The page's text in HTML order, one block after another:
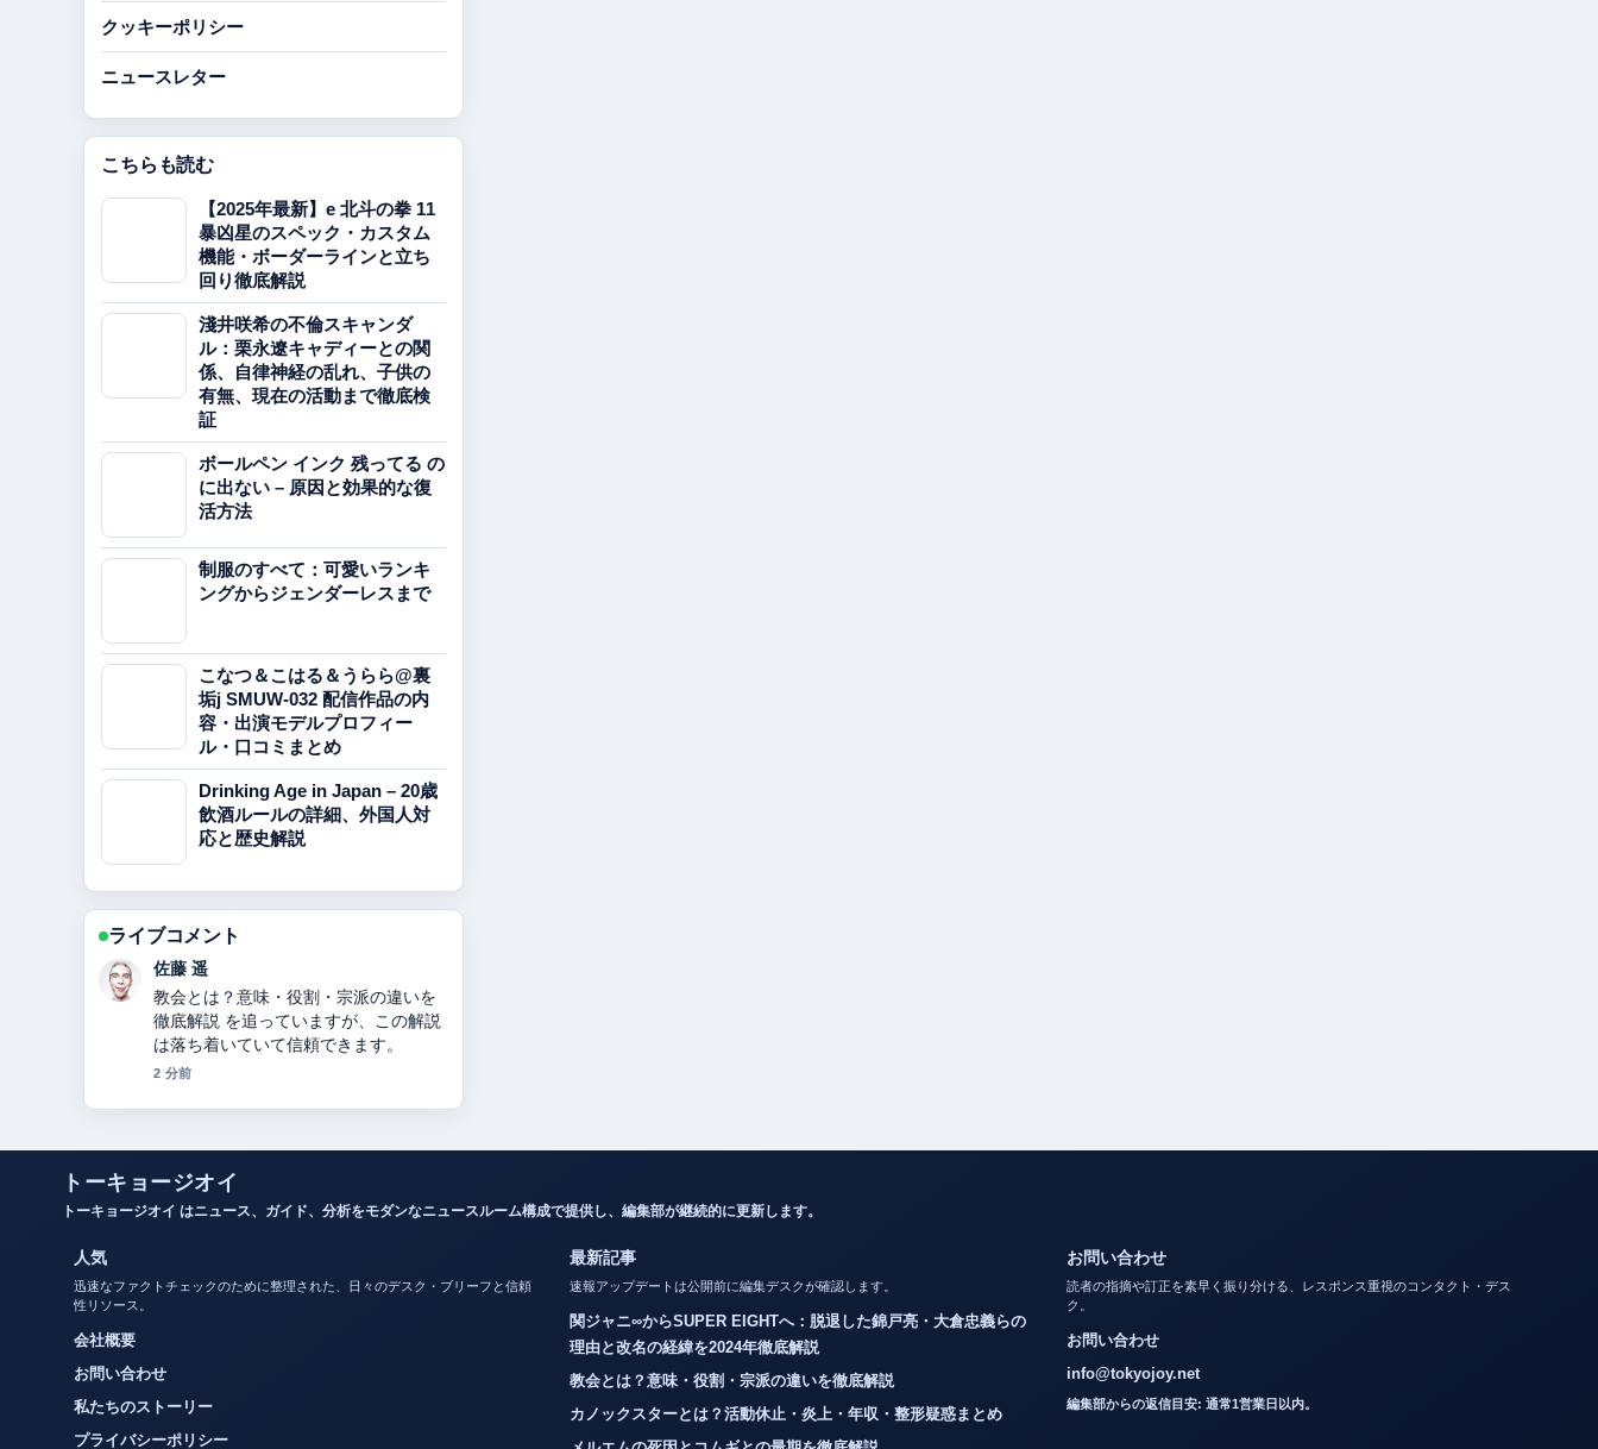
クッキーポリシー
ニュースレター
こちらも読む
【2025年最新】e 北斗の拳 11
暴凶星のスペック・カスタム
機能・ボーダーラインと立ち
回り徹底解説
淺井咲希の不倫スキャンダ
ル：栗永遼キャディーとの関
係、自律神経の乱れ、子供の
有無、現在の活動まで徹底検
証
ボールペン インク 残ってる の
に出ない – 原因と効果的な復
活方法
制服のすべて：可愛いランキ
ングからジェンダーレスまで
こなつ＆こはる＆うらら@裏
垢j SMUW-032 配信作品の内
容・出演モデルプロフィー
ル・口コミまとめ
Drinking Age in Japan – 20歳
飲酒ルールの詳細、外国人対
応と歴史解説
ライブコメント
伊藤 芽衣
カノックスターとは？活動休止・炎
上・年収・整形疑惑まとめ の背景説明
が助かります。ライブ更新を続けてく
ださい。
トーキョージオイ
迅速なファクトチェックのために整理された、日々のデスク・ブリーフと信頼
関ジャニ∞からSUPER EIGHTへ：脱退した錦戸亮・大倉忠義らの
読者の指摘や訂正を素早く振り分ける、レスポンス重視のコンタクト・デス